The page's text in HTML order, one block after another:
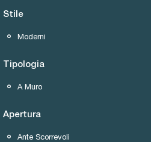
Stile
Moderni
Tipologia
A Muro
Apertura
Ante Scorrevoli